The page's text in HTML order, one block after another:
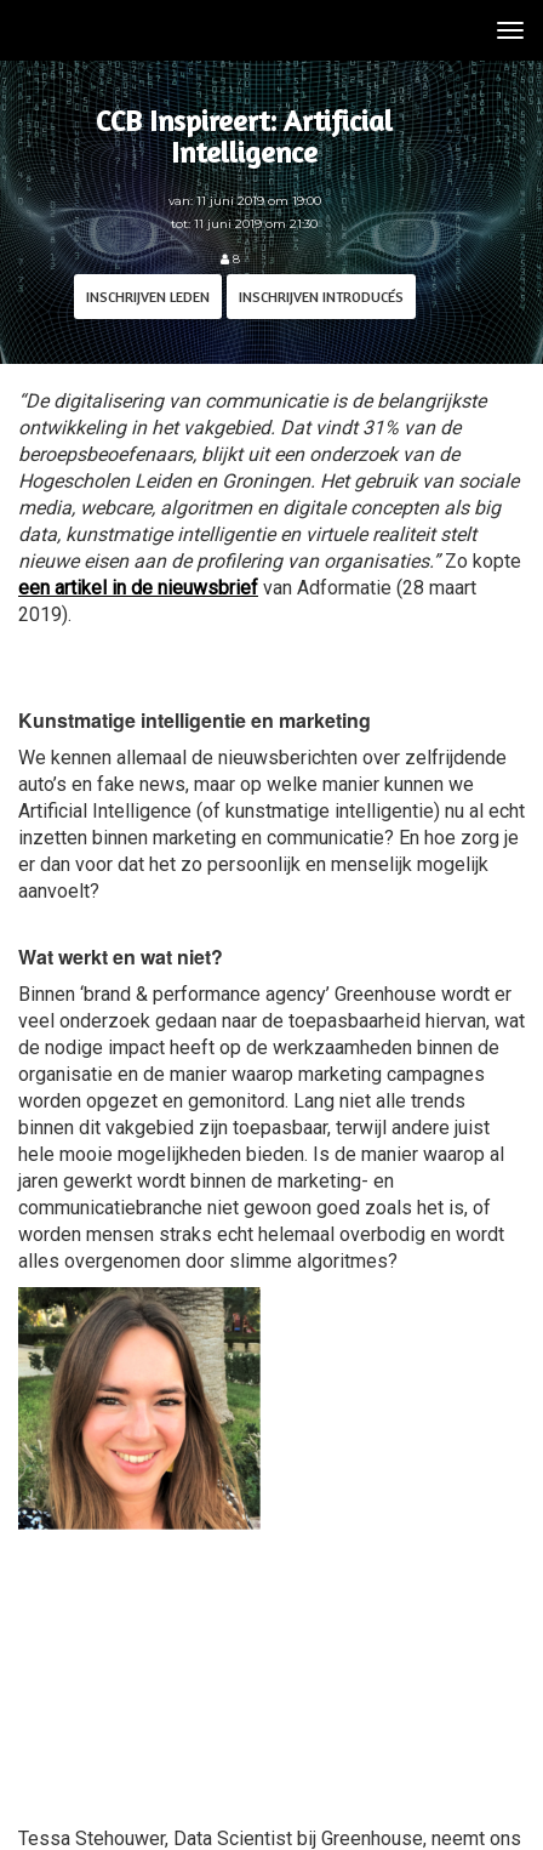
CCB Inspireert: Artificial
Intelligence
van: 11 juni 2019 om 19:00
tot: 11 juni 2019 om 21:30
8
INSCHRIJVEN LEDEN INSCHRIJVEN INTRODUCÉS
“De digitalisering van communicatie is de belangrijkste
ontwikkeling in het vakgebied. Dat vindt 31% van de
beroepsbeoefenaars, blijkt uit een onderzoek van de
Hogescholen Leiden en Groningen. Het gebruik van sociale
media, webcare, algoritmen en digitale concepten als big
data, kunstmatige intelligentie en virtuele realiteit stelt
nieuwe eisen aan de profilering van organisaties.”Zo kopte
een artikel in de nieuwsbrief van Adformatie (28 maart
2019).
Kunstmatige intelligentie en marketing
We kennen allemaal de nieuwsberichten over zelfrijdende
auto’s en fake news, maar op welke manier kunnen we
Artificial Intelligence (of kunstmatige intelligentie) nu al echt
inzetten binnen marketing en communicatie? En hoe zorg je
er dan voor dat het zo persoonlijk en menselijk mogelijk
aanvoelt?
Wat werkt en wat niet?
Binnen ‘brand & performance agency’ Greenhouse wordt er
veel onderzoek gedaan naar de toepasbaarheid hiervan, wat
de nodige impact heeft op de werkzaamheden binnen de
organisatie en de manier waarop marketing campagnes
worden opgezet en gemonitord. Lang niet alle trends
binnen dit vakgebied zijn toepasbaar, terwijl andere juist
hele mooie mogelijkheden bieden. Is de manier waarop al
jaren gewerkt wordt binnen de marketing- en
communicatiebranche niet gewoon goed zoals het is, of
worden mensen straks echt helemaal overbodig en wordt
alles overgenomen door slimme algoritmes?
Tessa Stehouwer, Data Scientist bij Greenhouse, neemt ons